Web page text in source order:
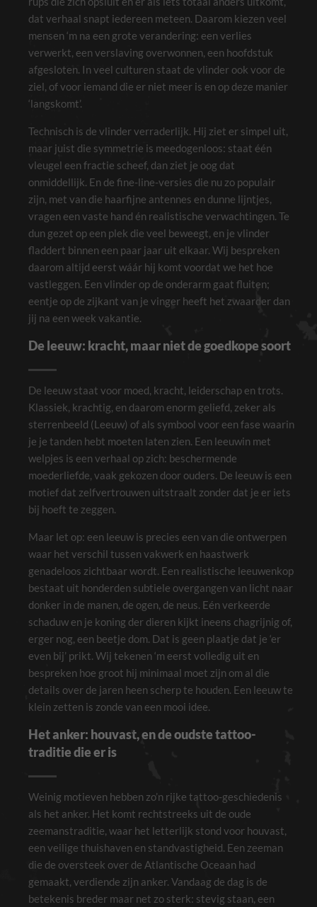
dat verhaal snapt iedereen meteen. Daarom kiezen veel
mensen ‘m na een grote verandering: een verlies
verwerkt, een verslaving overwonnen, een hoofdstuk
afgesloten. In veel culturen staat de vlinder ook voor de
ziel, of voor iemand die er niet meer is en op deze manier
‘langskomt’.
Technisch is de vlinder verraderlijk. Hij ziet er simpel uit,
maar juist die symmetrie is meedogenloos: staat één
vleugel een fractie scheef, dan ziet je oog dat
onmiddellijk. En de fine-line-versies die nu zo populair
zijn, met van die haarfijne antennes en dunne lijntjes,
vragen een vaste hand én realistische verwachtingen. Te
dun gezet op een plek die veel beweegt, en je vlinder
fladdert binnen een paar jaar uit elkaar. Wij bespreken
daarom altijd eerst wáár hij komt voordat we het hoe
vastleggen. Een vlinder op de onderarm gaat fluiten;
eentje op de zijkant van je vinger heeft het zwaarder dan
jij na een week vakantie.
De leeuw: kracht, maar niet de goedkope soort
De leeuw staat voor moed, kracht, leiderschap en trots.
Klassiek, krachtig, en daarom enorm geliefd, zeker als
sterrenbeeld (Leeuw) of als symbool voor een fase waarin
je je tanden hebt moeten laten zien. Een leeuwin met
welpjes is een verhaal op zich: beschermende
moederliefde, vaak gekozen door ouders. De leeuw is een
motief dat zelfvertrouwen uitstraalt zonder dat je er iets
bij hoeft te zeggen.
Maar let op: een leeuw is precies een van die ontwerpen
waar het verschil tussen vakwerk en haastwerk
genadeloos zichtbaar wordt. Een realistische leeuwenkop
bestaat uit honderden subtiele overgangen van licht naar
donker in de manen, de ogen, de neus. Eén verkeerde
schaduw en je koning der dieren kijkt ineens chagrijnig of,
erger nog, een beetje dom. Dat is geen plaatje dat je ‘er
even bij’ prikt. Wij tekenen ‘m eerst volledig uit en
bespreken hoe groot hij minimaal moet zijn om al die
details over de jaren heen scherp te houden. Een leeuw te
klein zetten is zonde van een mooi idee.
Het anker: houvast, en de oudste tattoo-
traditie die er is
Weinig motieven hebben zo’n rijke tattoo-geschiedenis
als het anker. Het komt rechtstreeks uit de oude
zeemanstraditie, waar het letterlijk stond voor houvast,
een veilige thuishaven en standvastigheid. Een zeeman
die de oversteek over de Atlantische Oceaan had
gemaakt, verdiende zijn anker. Vandaag de dag is de
betekenis breder maar net zo sterk: stevig staan, een